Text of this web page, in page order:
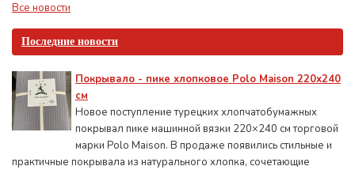
Последние новости
Покрывало - пике хлопковое Polo Maison 220х240
см
Новое поступление турецких хлопчатобумажных
покрывал пике машинной вязки 220×240 см торговой
марки Polo Maison. В продаже появились стильные и
практичные покрывала из натурального хлопка, сочетающие
Все новости